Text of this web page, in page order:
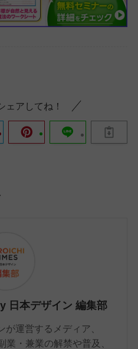
ェアしてね！
日本デザイン 編集部
運営するメディア、
・兼業の解禁や普及、